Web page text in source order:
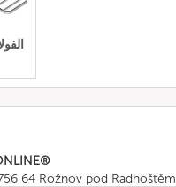
64 Rožnov pod Radhoštěm